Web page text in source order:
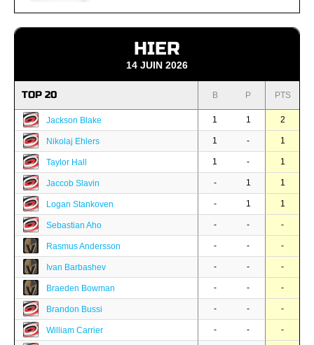
HIER
14 JUIN 2026
TOP 20 B P PTS
Jackson Blake 1 1 2
Nikolaj Ehlers 1 - 1
Taylor Hall 1 - 1
Jaccob Slavin - 1 1
Logan Stankoven - 1 1
Sebastian Aho - - -
Rasmus Andersson - - -
Ivan Barbashev - - -
Braeden Bowman - - -
Brandon Bussi - - -
William Carrier - - -